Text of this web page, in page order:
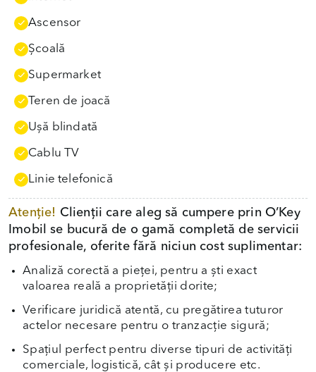
Ascensor
Școală
Supermarket
Teren de joacă
Uşă blindată
Cablu TV
Linie telefonică
Atenție! Clienții care aleg să cumpere prin O’Key
Imobil se bucură de o gamă completă de servicii
profesionale, oferite fără niciun cost suplimentar:
Analiză corectă a pieței, pentru a ști exact
valoarea reală a proprietății dorite;
Verificare juridică atentă, cu pregătirea tuturor
actelor necesare pentru o tranzacție sigură;
Spațiul perfect pentru diverse tipuri de activități
comerciale, logistică, cât și producere etc.